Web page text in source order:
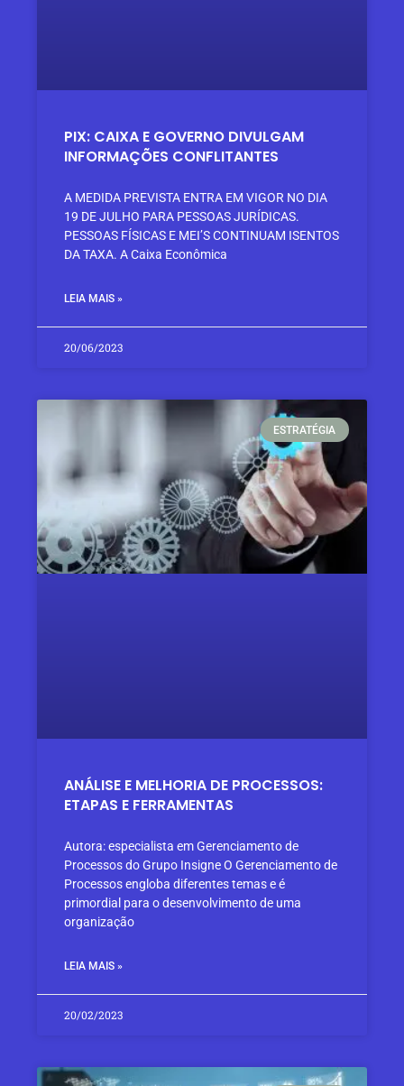
PIX: CAIXA E GOVERNO DIVULGAM
INFORMAÇÕES CONFLITANTES
A MEDIDA PREVISTA ENTRA EM VIGOR NO DIA
19 DE JULHO PARA PESSOAS JURÍDICAS.
PESSOAS FÍSICAS E MEI’S CONTINUAM ISENTOS
DA TAXA. A Caixa Econômica
LEIA MAIS »
20/06/2023
ESTRATÉGIA
ANÁLISE E MELHORIA DE PROCESSOS:
ETAPAS E FERRAMENTAS
Autora: especialista em Gerenciamento de
Processos do Grupo Insigne O Gerenciamento de
Processos engloba diferentes temas e é
primordial para o desenvolvimento de uma
organização
LEIA MAIS »
20/02/2023